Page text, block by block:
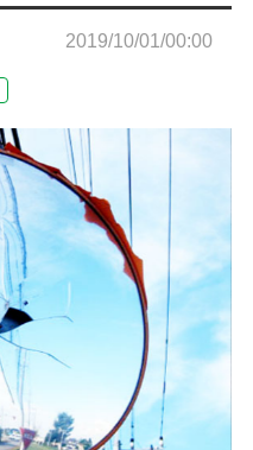
2019/10/01/00:00